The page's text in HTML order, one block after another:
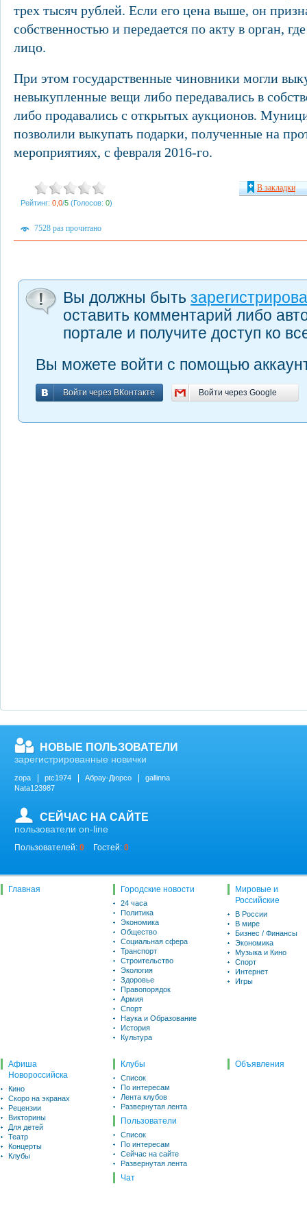
трех тысяч рублей. Если его цена выше, он
собственностью и передается по акту в орган,
лицо.
При этом государственные чиновники могли
невыкупленные вещи либо передавались в
либо продавались с открытых аукционов.
позволили выкупать подарки, полученные на
мероприятиях, с февраля 2016-го.
Рейтинг: 0,0/5 (Голосов: 0)
В закладки
7528 раз прочитано
Вы должны быть
оставить комментарий либо
портале и получите доступ ко
Вы можете войти с помощью
Войти через ВКонтакте
Войти через ВКонтакте Войти через Google
Войти через Google
НОВЫЕ ПОЛЬЗОВАТЕЛИ
зарегистрированные новички
zopa ptc1974 Абрау-Дюрсо
gallinna
Nata123987
СЕЙЧАС НА САЙТЕ
пользователи on-line
Пользователей: 0 Гостей: 0
Главная Городские новости
24 часа
Политика
Экономика
Общество
Социальная сфера
Транспорт
Строительство
Экология
Здоровье
Правопорядок
Армия
Спорт
Наука и Образование
История
Культура
Мировые и
Российские
В России
В мире
Бизнес / Финансы
Экономика
Музыка и Кино
Спорт
Интернет
Игры
Афиша
Новороссийска
Кино
Скоро на экранах
Рецензии
Викторины
Для детей
Театр
Концерты
Клубы
Клубы
Список
По интересам
Лента клубов
Развернутая лента
Пользователи
Список
По интересам
Сейчас на сайте
Развернутая лента
Чат
Объявления